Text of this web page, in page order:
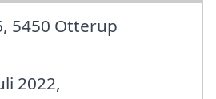
5450 Otterup
2022,